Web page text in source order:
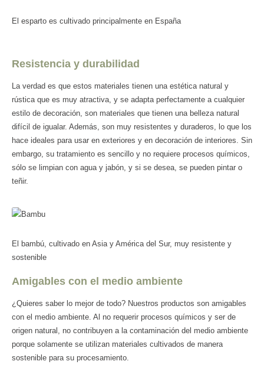
El esparto es cultivado principalmente en España
Resistencia y durabilidad
La verdad es que estos materiales tienen una estética natural y
rústica que es muy atractiva, y se adapta perfectamente a cualquier
estilo de decoración, son materiales que tienen una belleza natural
difícil de igualar. Además, son muy resistentes y duraderos, lo que los
hace ideales para usar en exteriores y en decoración de interiores. Sin
embargo, su tratamiento es sencillo y no requiere procesos químicos,
sólo se limpian con agua y jabón, y si se desea, se pueden pintar o
teñir.
El bambú, cultivado en Asia y América del Sur, muy resistente y
sostenible
Amigables con el medio ambiente
¿Quieres saber lo mejor de todo? Nuestros productos son amigables
con el medio ambiente. Al no requerir procesos químicos y ser de
origen natural, no contribuyen a la contaminación del medio ambiente
porque solamente se utilizan materiales cultivados de manera
sostenible para su procesamiento.